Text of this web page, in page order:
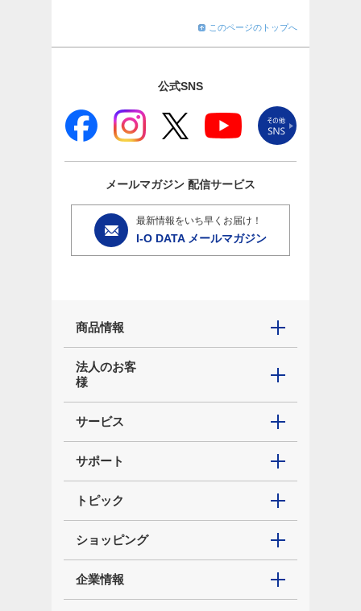
このページのトップへ
公式SNS
メールマガジン 配信サービス
最新情報をいち早くお届け！
I-O DATA メールマガジン
商品情報
法人のお客
様
サービス
サポート
トピック
ショッピング
企業情報